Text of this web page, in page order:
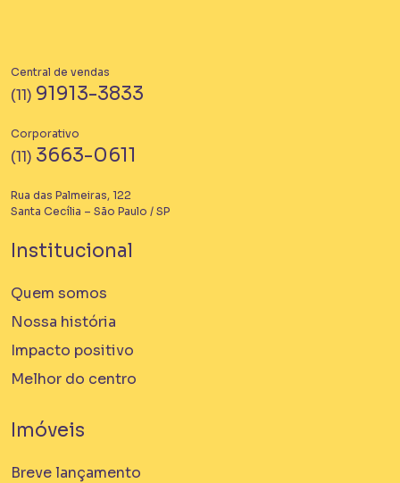
Central de vendas
(11) 91913-3833
Corporativo
(11) 3663-0611
Rua das Palmeiras, 122
Santa Cecília – São Paulo / SP
Institucional
Quem somos
Nossa história
Impacto positivo
Melhor do centro
Imóveis
Breve lançamento